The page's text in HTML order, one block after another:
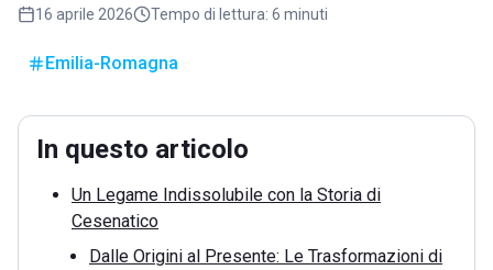
16 aprile 2026 Tempo di lettura: 6 minuti
Emilia-Romagna
In questo articolo
Un Legame Indissolubile con la Storia di
Cesenatico
Dalle Origini al Presente: Le Trasformazioni di